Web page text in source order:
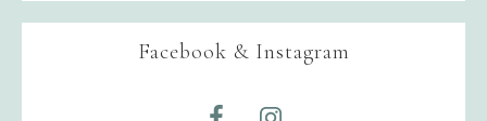
Facebook & Instagram